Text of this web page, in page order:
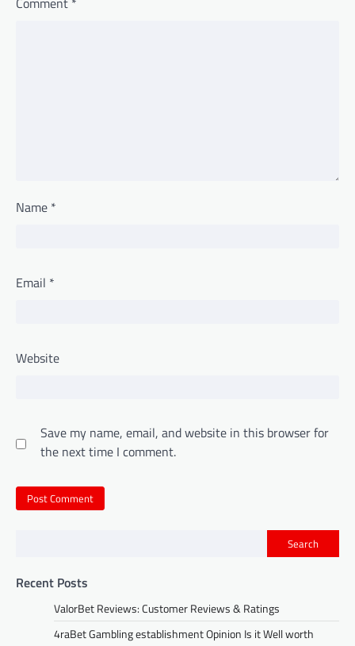
Name *
Email *
Website
Save my name, email, and website in this browser for
the next time I comment.
Search
Recent Posts
ValorBet Reviews: Customer Reviews & Ratings
4raBet Gambling establishment Opinion Is it Well worth